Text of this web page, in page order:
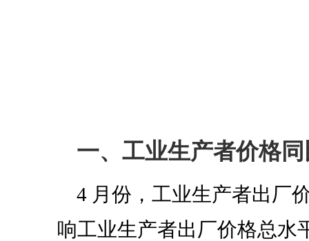
一、工业生产者价格
4 月份，工业生产者出厂
响工业生产者出厂价格总水